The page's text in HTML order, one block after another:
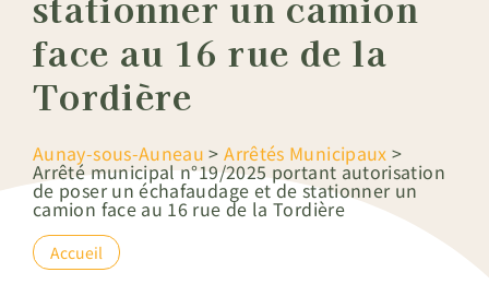
face au 16 rue de la
Tordière
Aunay-sous-Auneau >Arrêtés Municipaux >
Arrêté municipal n°19/2025 portant autorisation
de poser un échafaudage et de stationner un
camion face au 16 rue de la Tordière
Accueil